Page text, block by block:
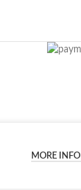
MORE INFO